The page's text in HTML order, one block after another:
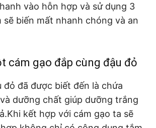
vào hỗn hợp và sử dụng 3
sẽ biến mất nhanh chóng và an
cám gạo đắp cùng đậu đỏ
đỏ đã được biết đến là chứa
dưỡng chất giúp dưỡng trắng
kết hợp với cám gạo ta sẽ